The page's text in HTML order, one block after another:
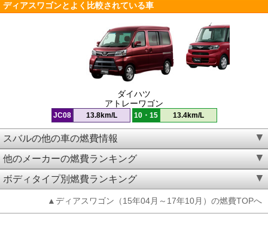
ディアスワゴンとよく比較されている車
ダイハツ
アトレーワゴン
JC08 13.8km/L 10・15 13.4km/L
スバルの他の車の燃費情報
他のメーカーの燃費ランキング
ボディタイプ別燃費ランキング
▲ディアスワゴン（15年04月～17年10月）の燃費TOPへ